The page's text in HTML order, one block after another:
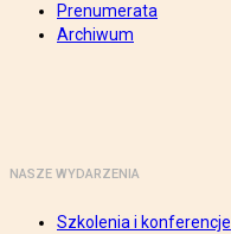
Prenumerata
Archiwum
NASZE WYDARZENIA
Szkolenia i konferencje